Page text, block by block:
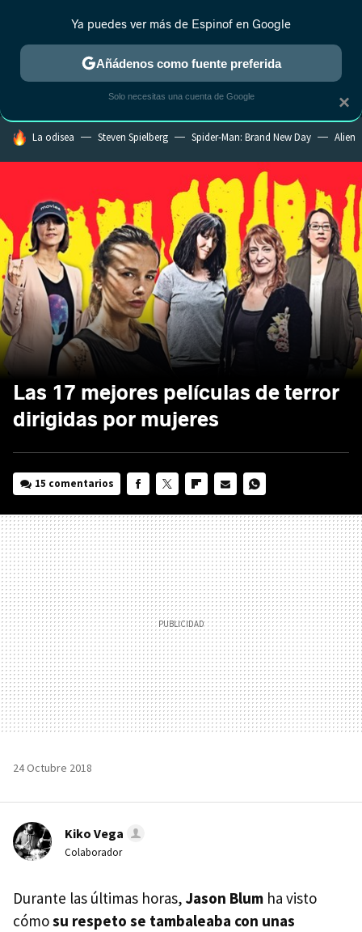
MENÚ NUEVO
ESTRENOS REALITY ANIME RANKINGS CINE
HOY SE HABLA DE
La odisea Steven Spielberg Spider-Man: Brand New Day Alien
Las 17 mejores películas de terror
dirigidas por mujeres
15 comentarios
MAIL
24 Octubre 2018
Kiko Vega
Colaborador
Durante las últimas horas, Jason Blum ha visto
cómosu respeto se tambaleaba con unas
×
Ya puedes ver más de Espinof en Google
Añádenos como fuente preferida
Solo necesitas una cuenta de Google